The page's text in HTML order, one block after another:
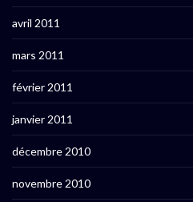
avril 2011
mars 2011
février 2011
janvier 2011
décembre 2010
novembre 2010